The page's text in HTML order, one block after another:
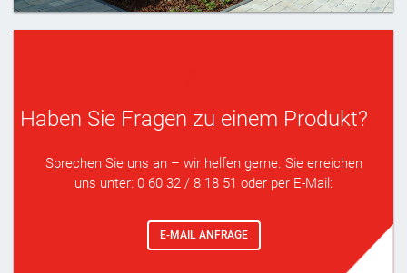
Haben Sie Fragen zu einem Produkt?
Sprechen Sie uns an – wir helfen gerne. Sie erreichen
uns unter: 0 60 32 / 8 18 51 oder per E-Mail:
E-MAIL ANFRAGE